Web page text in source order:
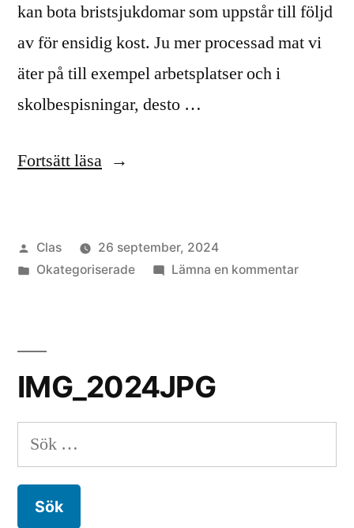
kan bota bristsjukdomar som uppstår till följd
av för ensidig kost. Ju mer processad mat vi
äter på till exempel arbetsplatser och i
skolbespisningar, desto …
Fortsätt läsa”Tång
oss”
Publicerat
av
Clas
26 september, 2024
Publicerat
Okategoriserade Lämna en kommentartill
IMG_2024JPG
Sök
efter: